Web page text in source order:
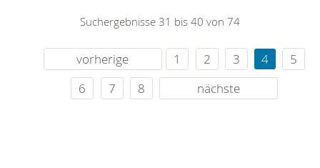
Suchergebnisse 31 bis 40 von 74
vorherige 1 2 3 4
5
6
7 8 nächste